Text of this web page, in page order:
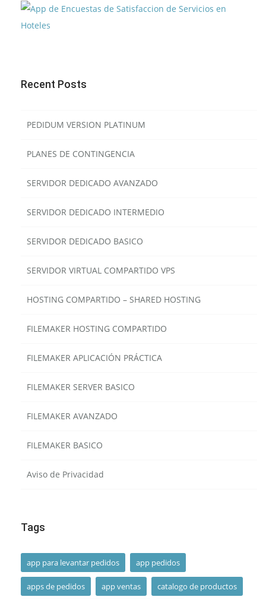
Recent Posts
PEDIDUM VERSION PLATINUM
PLANES DE CONTINGENCIA
SERVIDOR DEDICADO AVANZADO
SERVIDOR DEDICADO INTERMEDIO
SERVIDOR DEDICADO BASICO
SERVIDOR VIRTUAL COMPARTIDO VPS
HOSTING COMPARTIDO – SHARED HOSTING
FILEMAKER HOSTING COMPARTIDO
FILEMAKER APLICACIÓN PRÁCTICA
FILEMAKER SERVER BASICO
FILEMAKER AVANZADO
FILEMAKER BASICO
Aviso de Privacidad
Tags
app para levantar pedidos app pedidos
apps de pedidos app ventas catalogo de productos